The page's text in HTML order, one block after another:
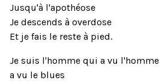
Jusqu'à l'apothéose
Je descends à overdose
Et je fais le reste à pied.
Je suis l'homme qui a vu
a vu le blues